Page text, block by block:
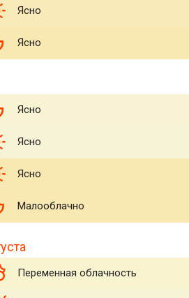
Ясно
Ясно
Ясно
Ясно
Ясно
Малооблачно
Переменная облачность